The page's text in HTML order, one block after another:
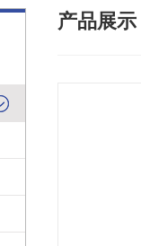
产品展示